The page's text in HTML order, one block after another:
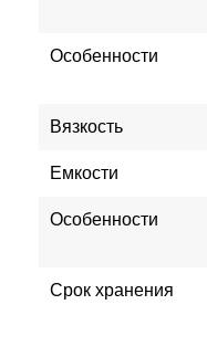
Особенности
Вязкость
Емкости
Особенности
Срок хранения